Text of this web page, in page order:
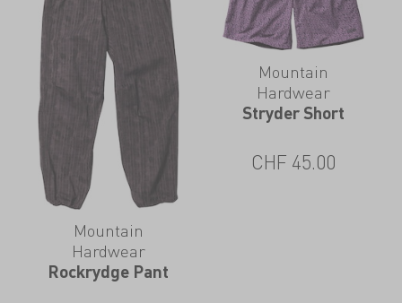
Mountain
Hardwear
Rockrydge Pant
Mountain
Hardwear
Stryder Short
CHF 45.00